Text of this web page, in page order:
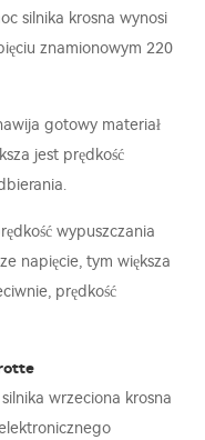
silnika krosna wynosi
znamionowym 220
gotowy materiał
jest prędkość
wypuszczania
napięcie, tym większa
prędkość
wrzeciona krosna